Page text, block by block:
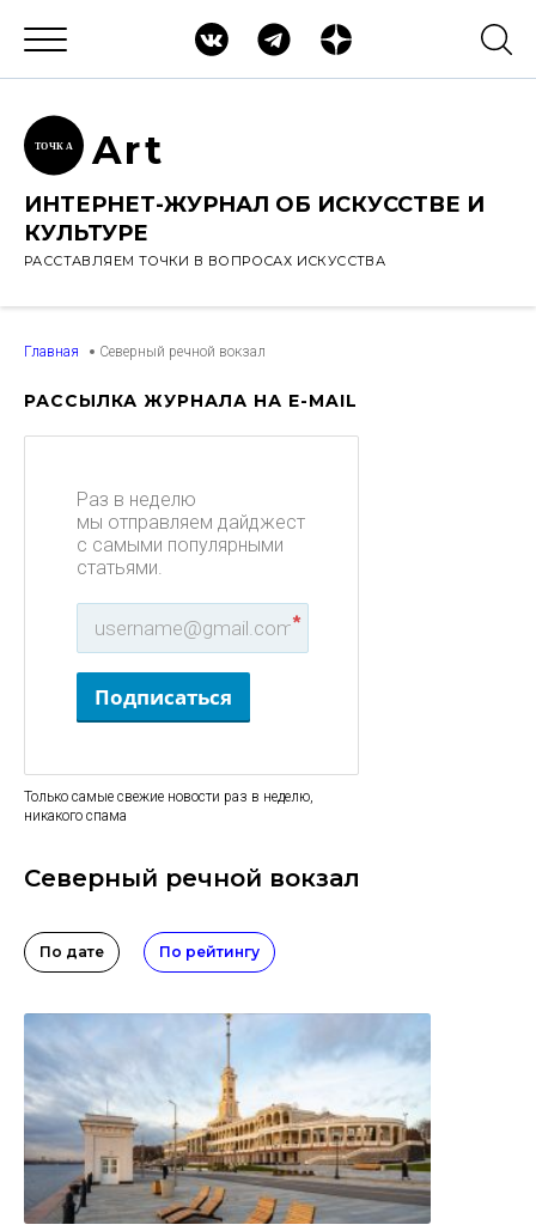
ТОЧК А Art
ИНТЕРНЕТ-ЖУРНАЛ ОБ ИСКУССТВЕ И
КУЛЬТУРЕ
РАССТАВЛЯЕМ ТОЧКИ В ВОПРОСАХ ИСКУССТВА
Главная Северный речной вокзал
РАССЫЛКА ЖУРНАЛА НА E-MAIL
Раз в неделю
мы отправляем дайджест
с самыми популярными
статьями.
*
Подписаться
Только самые свежие новости раз в неделю,
никакого спама
Северный речной вокзал
По дате По рейтингу